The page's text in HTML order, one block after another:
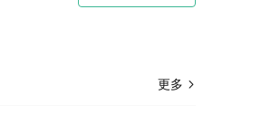
更多 